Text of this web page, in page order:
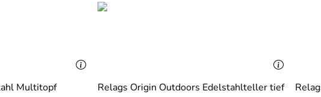
Achtung: Ältere Kinder müssen vor dem Gebrauch von scharfen und
Multitopf Relags Origin Outdoors Edelstahlteller tief